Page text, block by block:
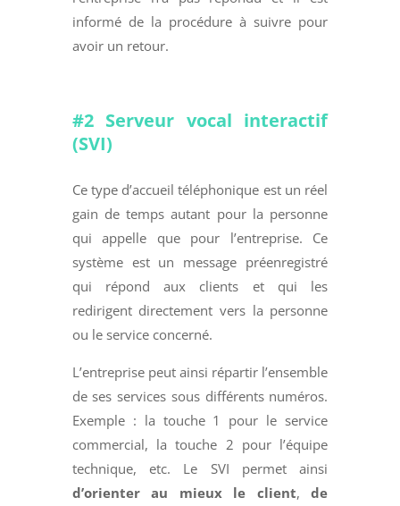
informé de la procédure à suivre pour
avoir un retour.
#2 Serveur vocal interactif
(SVI)
Ce type d’accueil téléphonique est un réel
gain de temps autant pour la personne
qui appelle que pour l’entreprise. Ce
système est un message préenregistré
qui répond aux clients et qui les
redirigent directement vers la personne
ou le service concerné.
L’entreprise peut ainsi répartir l’ensemble
de ses services sous différents numéros.
Exemple : la touche 1 pour le service
commercial, la touche 2 pour l’équipe
technique, etc. Le SVI permet ainsi
d’orienter au mieux le client, de